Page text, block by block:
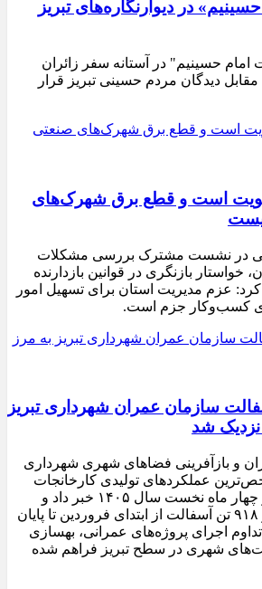
در دیوارنگاره‌های تبریز
امام حسینیم" در آستانه سفر زائران
مقابل دیدگان مردم حسینی تبریز قرار
است و قطع برق شهرک‌های
شرقی در نشست مشترک بررسی مشکلات
بازنگری در قوانین بازدارنده
عزم مدیریت استان برای تسهیل امور
کسب‌وکار جزم است.
سازمان عمران شهرداری تبریز
و بازآفرینی فضاهای شهری شهرداری
عملکردهای تولیدی کارخانجات
آسفالت این سازمان در چهار ماه نخست سال ۱۴۰۵ خبر داد و
گفت: با تولید ۹۵ هزار و ۹۱۸ تن آسفالت از ابتدای فروردین تا پایان
تداوم اجرای پروژه‌های عمرانی، بهسازی
شهری در سطح تبریز فراهم شده